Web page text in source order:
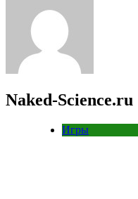
Naked-Science.ru
Игры